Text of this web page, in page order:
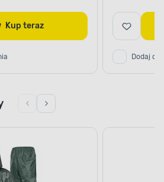
Kup teraz
Dodaj do